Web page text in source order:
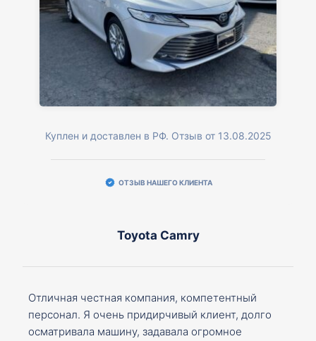
Куплен и доставлен в РФ. Отзыв от 13.08.2025
ОТЗЫВ НАШЕГО КЛИЕНТА
Toyota Camry
Отличная честная компания, компетентный
персонал. Я очень придирчивый клиент, долго
осматривала машину, задавала огромное